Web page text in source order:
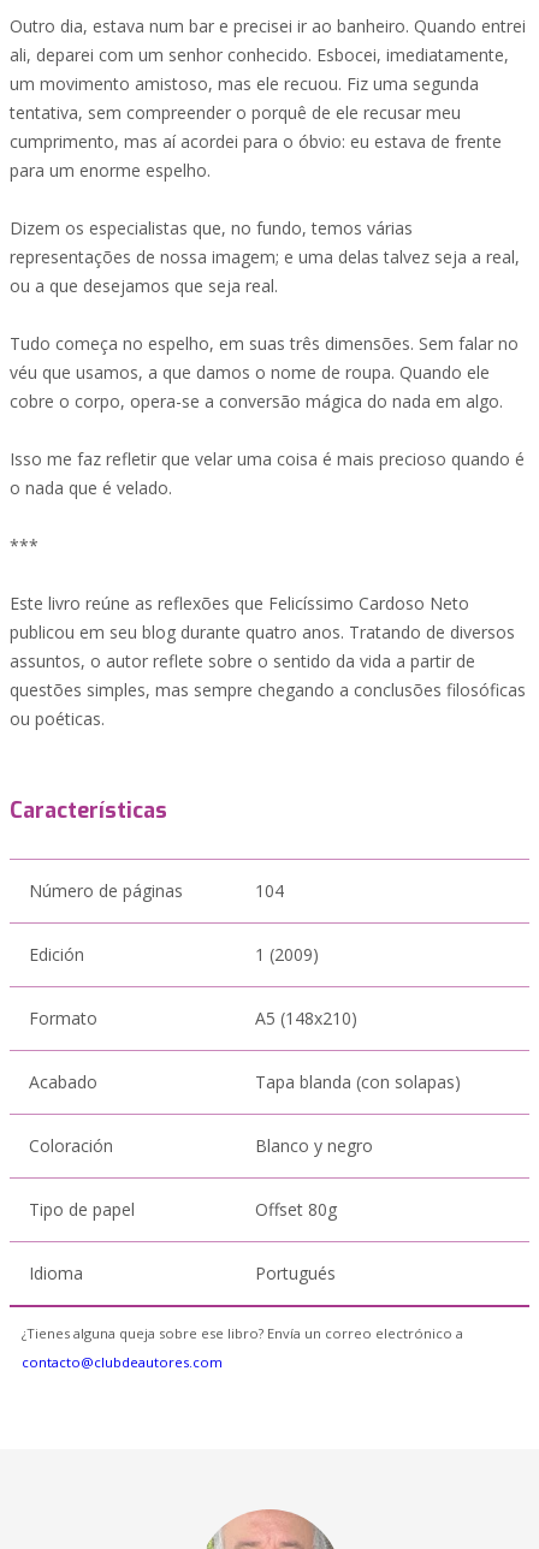
Outro dia, estava num bar e precisei ir ao banheiro. Quando entrei
ali, deparei com um senhor conhecido. Esbocei, imediatamente,
um movimento amistoso, mas ele recuou. Fiz uma segunda
tentativa, sem compreender o porquê de ele recusar meu
cumprimento, mas aí acordei para o óbvio: eu estava de frente
para um enorme espelho.
Dizem os especialistas que, no fundo, temos várias
representações de nossa imagem; e uma delas talvez seja a real,
ou a que desejamos que seja real.
Tudo começa no espelho, em suas três dimensões. Sem falar no
véu que usamos, a que damos o nome de roupa. Quando ele
cobre o corpo, opera-se a conversão mágica do nada em algo.
Isso me faz refletir que velar uma coisa é mais precioso quando é
o nada que é velado.
***
Este livro reúne as reflexões que Felicíssimo Cardoso Neto
publicou em seu blog durante quatro anos. Tratando de diversos
assuntos, o autor reflete sobre o sentido da vida a partir de
questões simples, mas sempre chegando a conclusões filosóficas
ou poéticas.
Características
Número de páginas 104
Edición 1 (2009)
Formato A5 (148x210)
Acabado Tapa blanda (con solapas)
Coloración Blanco y negro
Tipo de papel Offset 80g
Idioma Portugués
¿Tienes alguna queja sobre ese libro? Envía un correo electrónico a
contacto@clubdeautores.com